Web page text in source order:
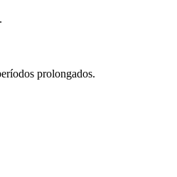
prolongados.